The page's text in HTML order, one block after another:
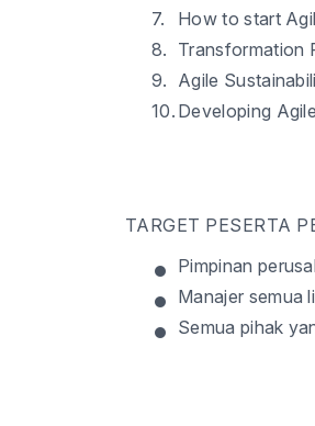
7.
How to start
8. Transformation
9. Agile
10. Developing
TARGET PESERTA
• Pimpinan
• Manajer semua
• Semua pihak